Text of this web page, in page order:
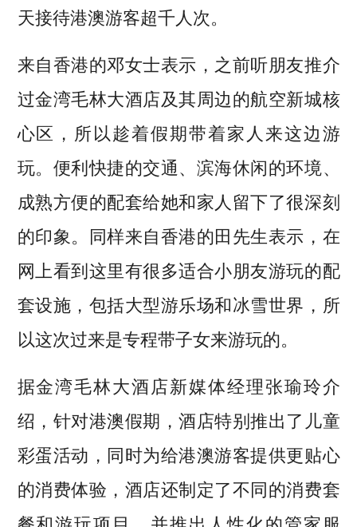
天接待港澳游客超千人次。
来自香港的邓女士表示，之前听朋友推介
过金湾毛林大酒店及其周边的航空新城核
心区，所以趁着假期带着家人来这边游
玩。便利快捷的交通、滨海休闲的环境、
成熟方便的配套给她和家人留下了很深刻
的印象。同样来自香港的田先生表示，在
网上看到这里有很多适合小朋友游玩的配
套设施，包括大型游乐场和冰雪世界，所
以这次过来是专程带子女来游玩的。
据金湾毛林大酒店新媒体经理张瑜玲介
绍，针对港澳假期，酒店特别推出了儿童
彩蛋活动，同时为给港澳游客提供更贴心
的消费体验，酒店还制定了不同的消费套